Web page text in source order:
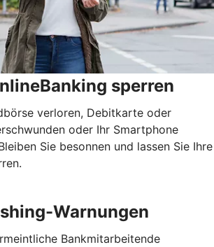
sperren
verloren, Debitkarte oder
oder Ihr Smartphone
Sie besonnen und lassen Sie Ihre
Warnungen
Bankmitarbeitende